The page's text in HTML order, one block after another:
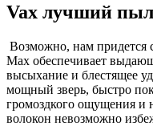
Vax лучший
Возможно, нам придется
Max обеспечивает
высыхание и блестящее
мощный зверь, быстро
громоздкого ощущения и
волокон невозможно